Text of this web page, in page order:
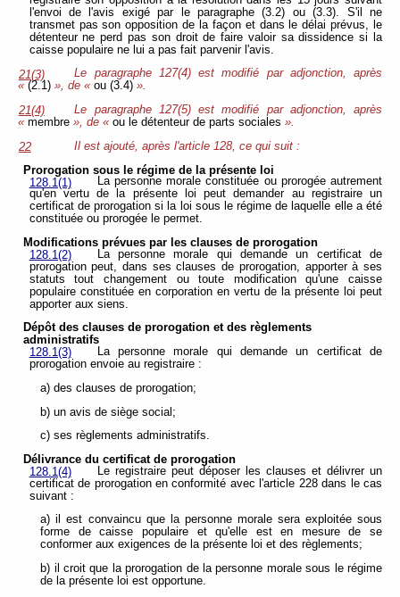
l'envoi de l'avis exigé par le paragraphe (3.2) ou (3.3). S'il ne
transmet pas son opposition de la façon et dans le délai prévus, le
détenteur ne perd pas son droit de faire valoir sa dissidence si la
caisse populaire ne lui a pas fait parvenir l'avis.
21(3)
Le paragraphe 127(4) est modifié par adjonction, après
« (2.1) », de « ou (3.4) ».
21(4)
Le paragraphe 127(5) est modifié par adjonction, après
« membre », de « ou le détenteur de parts sociales ».
22
Il est ajouté, après l'article 128, ce qui suit :
Prorogation sous le régime de la présente loi
128.1(1)
La personne morale constituée ou prorogée autrement
qu'en vertu de la présente loi peut demander au registraire un
certificat de prorogation si la loi sous le régime de laquelle elle a été
constituée ou prorogée le permet.
Modifications prévues par les clauses de prorogation
128.1(2)
La personne morale qui demande un certificat de
prorogation peut, dans ses clauses de prorogation, apporter à ses
statuts tout changement ou toute modification qu'une caisse
populaire constituée en corporation en vertu de la présente loi peut
apporter aux siens.
Dépôt des clauses de prorogation et des règlements
administratifs
128.1(3)
La personne morale qui demande un certificat de
prorogation envoie au registraire :
a) des clauses de prorogation;
b) un avis de siège social;
c) ses règlements administratifs.
Délivrance du certificat de prorogation
128.1(4)
Le registraire peut déposer les clauses et délivrer un
certificat de prorogation en conformité avec l'article 228 dans le cas
suivant :
a) il est convaincu que la personne morale sera exploitée sous
forme de caisse populaire et qu'elle est en mesure de se
conformer aux exigences de la présente loi et des règlements;
b) il croit que la prorogation de la personne morale sous le régime
de la présente loi est opportune.